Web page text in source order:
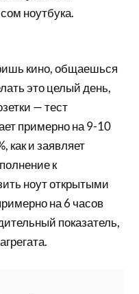
ноутбука.
кино, общаешься
это целый день,
— тест
примерно на 9-10
как и заявляет
к
ноут открытыми
на 6 часов
показатель,